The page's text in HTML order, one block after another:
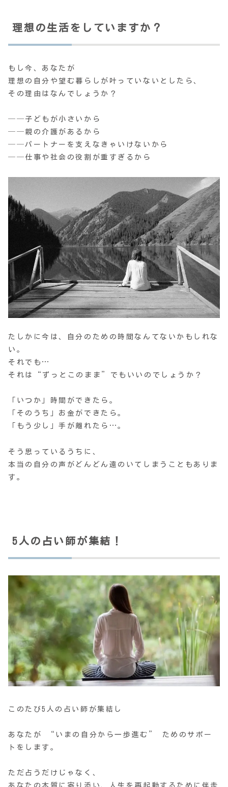
理想の生活をしていますか？
もし今、あなたが
理想の自分や望む暮らしが叶っていないとしたら、
その理由はなんでしょうか？
──子どもが小さいから
──親の介護があるから
──パートナーを支えなきゃいけないから
──仕事や社会の役割が重すぎるから
たしかに今は、自分のための時間なんてないかもしれな
い。
それでも…
それは“ずっとこのまま”でもいいのでしょうか？
「いつか」時間ができたら。
「そのうち」お金ができたら。
「もう少し」手が離れたら…。
そう思っているうちに、
本当の自分の声がどんどん遠のいてしまうこともありま
す。
5人の占い師が集結！
このたび5人の占い師が集結し
あなたが “いまの自分から一歩進む” ためのサポー
トをします。
ただ占うだけじゃなく、
あなたの本質に寄り添い、人生を再起動するために伴走